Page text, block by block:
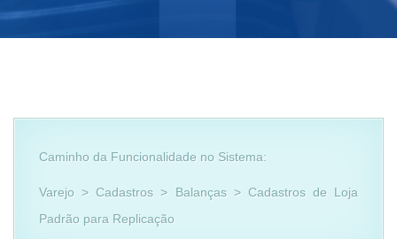
Caminho da Funcionalidade no Sistema:
Varejo > Cadastros > Balanças > Cadastros de Loja
Padrão para Replicação